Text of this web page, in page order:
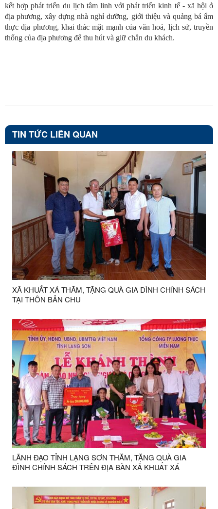
kết hợp phát triển du lịch tâm linh với phát triển kinh tế - xã hội ở
địa phương, xây dựng nhà nghỉ dưỡng, giới thiệu và quảng bá ẩm
thực địa phương, khai thác mặt mạnh của văn hoá, lịch sử, truyền
thống của địa phương để thu hút và giữ chân du khách.
TIN TỨC LIÊN QUAN
XÃ KHUẤT XÁ THĂM, TẶNG QUÀ GIA ĐÌNH CHÍNH SÁCH
TẠI THÔN BẢN CHU
LÃNH ĐẠO TỈNH LẠNG SƠN THĂM, TẶNG QUÀ GIA
ĐÌNH CHÍNH SÁCH TRÊN ĐỊA BÀN XÃ KHUẤT XÁ